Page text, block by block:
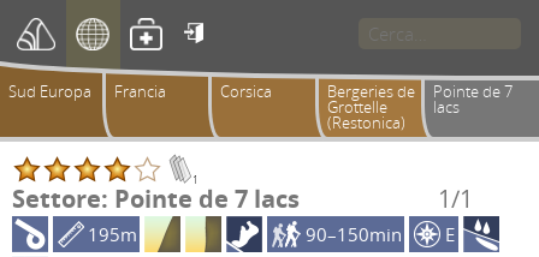

Sud Europa Francia Corsica Bergeries de
Grottelle
(Restonica)
Pointe de 7
lacs
1
Settore: Pointe de 7 lacs 1/1
195m 90–150min E